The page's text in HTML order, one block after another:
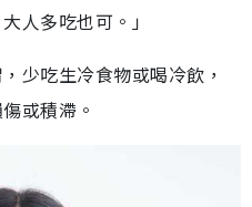
人多吃也可。」
少吃生冷食物或喝冷飲，
或積滯。